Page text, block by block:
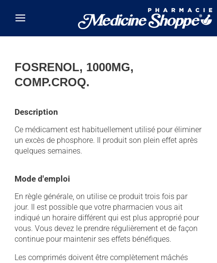
FOSRENOL, 1000MG,
COMP.CROQ.
Description
Ce médicament est habituellement utilisé pour éliminer
un excès de phosphore. Il produit son plein effet après
quelques semaines.
Mode d'emploi
En règle générale, on utilise ce produit trois fois par
jour. Il est possible que votre pharmacien vous ait
indiqué un horaire différent qui est plus approprié pour
vous. Vous devez le prendre régulièrement et de façon
continue pour maintenir ses effets bénéfiques.
Les comprimés doivent être complètement mâchés